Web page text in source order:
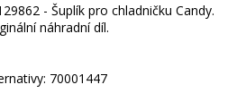
- Šuplík pro chladničku Candy.
náhradní díl.
70001447